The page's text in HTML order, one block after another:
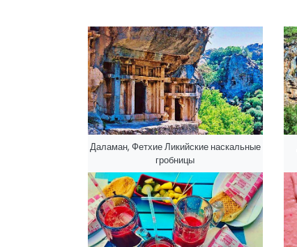
Даламан, Фетхие Ликийские наскальные
гробницы